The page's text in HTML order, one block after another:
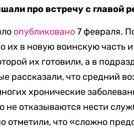
про встречу с главой
опубликовано7 февраля.
их в новую воинскую часть
их готовили, а в
рассказали, что средний
хронические
не отказываются нести
что «сложно